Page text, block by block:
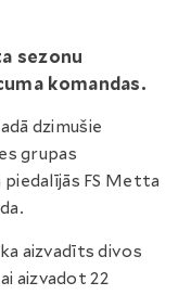
sezonu
komandas.
dzimušie
grupas
FS Metta
aizvadīts divos
aizvadot 22